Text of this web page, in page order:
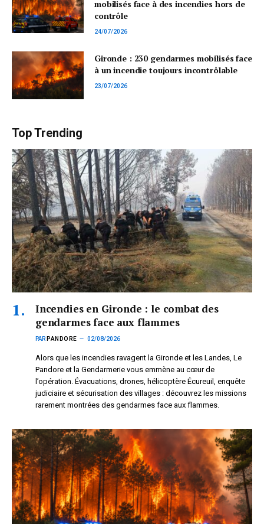
mobilisés face à des incendies hors de
contrôle
24/07/2026
Gironde : 230 gendarmes mobilisés face
à un incendie toujours incontrôlable
23/07/2026
Top Trending
Incendies en Gironde : le combat des
gendarmes face aux flammes
PAR PANDORE 02/08/2026
Alors que les incendies ravagent la Gironde et les Landes, Le
Pandore et la Gendarmerie vous emmène au cœur de
l’opération. Évacuations, drones, hélicoptère Écureuil, enquête
judiciaire et sécurisation des villages : découvrez les missions
rarement montrées des gendarmes face aux flammes.